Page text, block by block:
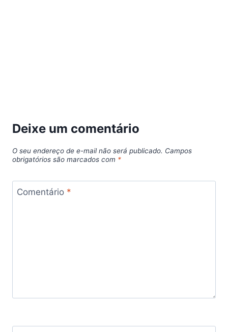
Deixe um comentário
O seu endereço de e-mail não será publicado. Campos
obrigatórios são marcados com *
Comentário *